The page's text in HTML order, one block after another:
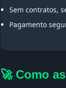
Sem contratos,
Pagamento
🚀 Como